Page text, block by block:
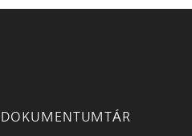
DOKUMENTUMTÁR